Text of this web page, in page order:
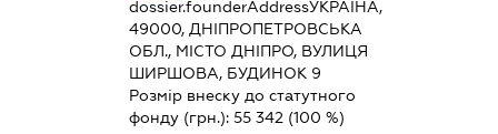
dossier.founderAddressУКРАЇНА,
49000, ДНІПРОПЕТРОВСЬКА
ОБЛ., МІСТО ДНІПРО, ВУЛИЦЯ
ШИРШОВА, БУДИНОК 9
Розмір внеску до статутного
фонду (грн.): 55 342 (100 %)